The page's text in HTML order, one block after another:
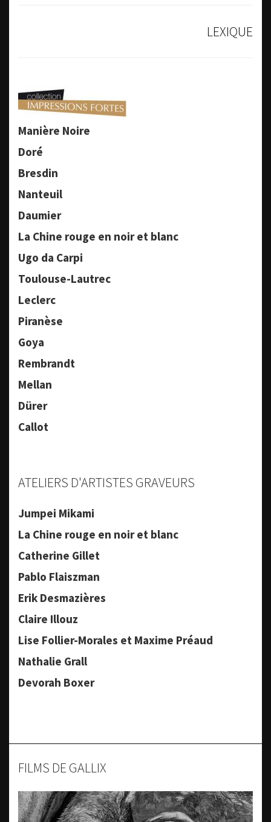
LEXIQUE
Manière Noire
Doré
Bresdin
Nanteuil
Daumier
La Chine rouge en noir et blanc
Ugo da Carpi
Toulouse-Lautrec
Leclerc
Piranèse
Goya
Rembrandt
Mellan
Dürer
Callot
ATELIERS D'ARTISTES GRAVEURS
Jumpei Mikami
La Chine rouge en noir et blanc
Catherine Gillet
Pablo Flaiszman
Erik Desmazières
Claire Illouz
Lise Follier-Morales et Maxime Préaud
Nathalie Grall
Devorah Boxer
FILMS DE GALLIX